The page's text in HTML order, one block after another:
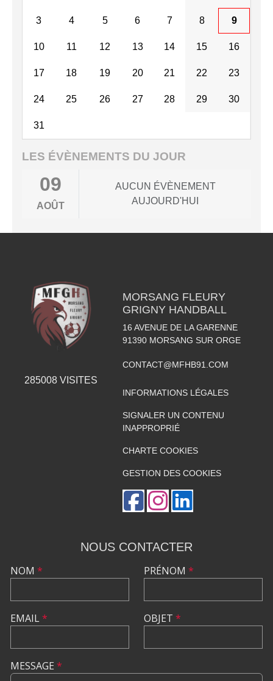
3 4 5 6 7 8 9
10 11 12 13 14 15 16
17 18 19 20 21 22 23
24 25 26 27 28 29 30
31
LES ÉVÈNEMENTS DU JOUR
09
AOÛT
AUCUN ÉVÈNEMENT
AUJOURD'HUI
285008 VISITES
MORSANG FLEURY
GRIGNY HANDBALL
16 AVENUE DE LA GARENNE
91390 MORSANG SUR ORGE
CONTACT@MFHB91.COM
INFORMATIONS LÉGALES
SIGNALER UN CONTENU
INAPPROPRIÉ
CHARTE COOKIES
GESTION DES COOKIES
NOUS CONTACTER
NOM *
EMAIL*
PRÉNOM *
OBJET *
MESSAGE *